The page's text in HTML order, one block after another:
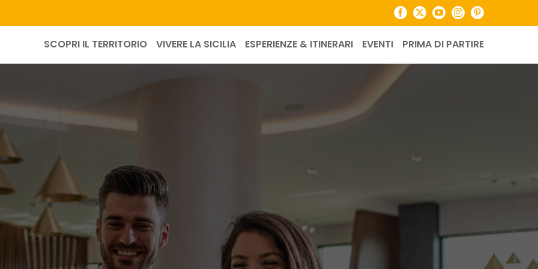
Facebook
X YouTubeInstagramPinterest
SCOPRI IL TERRITORIO VIVERE LA SICILIA ESPERIENZE & ITINERARI EVENTI PRIMA DI PARTIRE